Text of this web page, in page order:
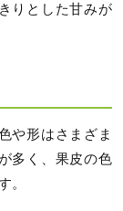
りとした甘みが
や形はさまざま
多く、果皮の色
。